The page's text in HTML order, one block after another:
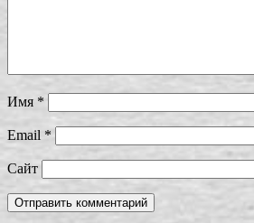
Имя *
Email *
Сайт